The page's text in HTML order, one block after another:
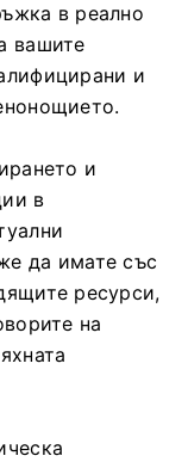
в реално
вашите
и
и
в
да имате със
ресурси,
на